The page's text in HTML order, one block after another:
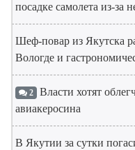
посадке самолета из-за
Шеф-повар из Якутска
Вологде и
2 Власти хотят
авиакеросина
В Якутии за сутки